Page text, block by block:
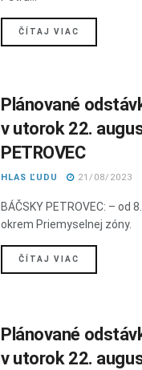
ČÍTAJ VIAC
Plánované
v utorok 22.
PETROVEC
HLAS ĽUDU 21/08/2023
BÁČSKY PETROVEC: – od
okrem Priemyselnej zóny.
ČÍTAJ VIAC
Plánované
v utorok 22.